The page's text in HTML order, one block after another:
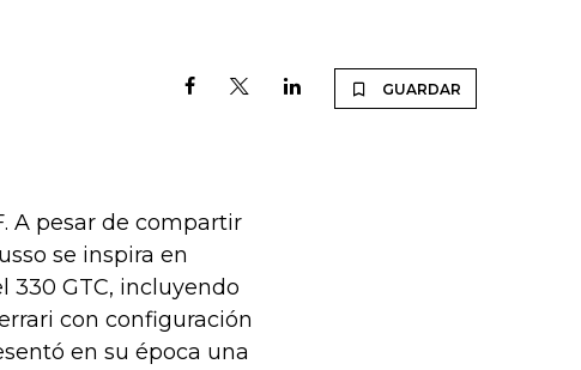
GUARDAR
A pesar de compartir
se inspira en
330 GTC, incluyendo
con configuración
en su época una